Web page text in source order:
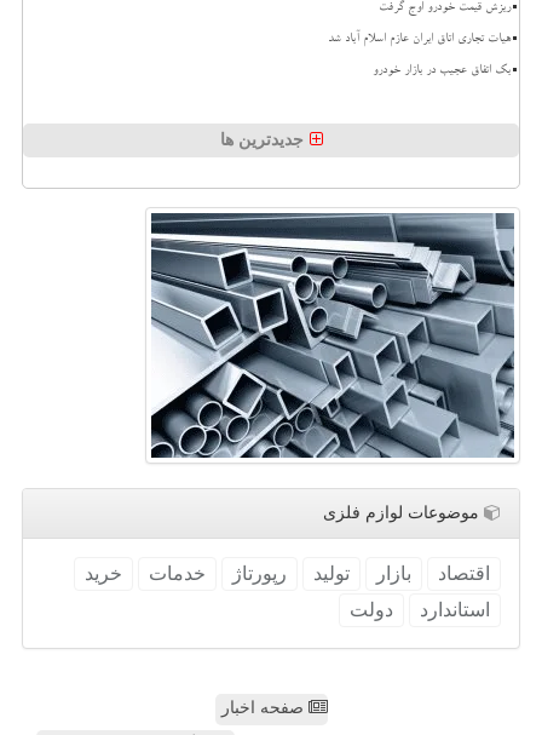
ریزش قیمت خودرو اوج گرفت
هیات تجاری اتاق ایران عازم اسلام آباد شد
بک اتفاق عجیب در بازار خودرو
جدیدترین ها
موضوعات لوازم فلزی
اقتصاد بازار تولید رپورتاژ خدمات
خرید
استاندارد
دولت
صفحه اخبار